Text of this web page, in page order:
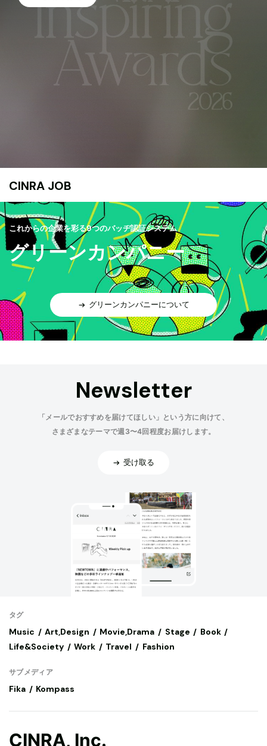
CINRA JOB
これからの企業を彩る9つのバッヂ認証システム
グリーンカンパニー
グリーンカンパニーについて
Newsletter
「メールでおすすめを届けてほしい」という方に向けて、
さまざまなテーマで週3〜4回程度お届けします。
受け取る
タグ
Music Art,Design Movie,Drama Stage
Book
Life&Society
Work Travel Fashion
サブメディア
Fika Kompass
CINRA, Inc.